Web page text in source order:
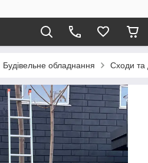
Будівельне обладнання Сходи та